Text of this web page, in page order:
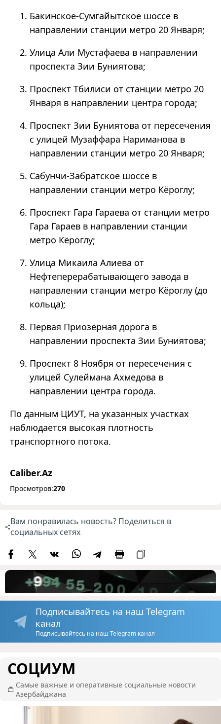
Бакинское-Сумгайытское шоссе в
направлении станции метро 20 Января;
Улица Али Мустафаева в направлении
проспекта Зии Буниятова;
Проспект Тбилиси от станции метро 20
Января в направлении центра города;
Проспект Зии Буниятова от пересечения
с улицей Музаффара Нариманова в
направлении станции метро 20 Января;
Сабунчи-Забратское шоссе в
направлении станции метро Кёроглу;
Проспект Гара Гараева от станции метро
Гара Гараев в направлении станции
метро Кёроглу;
Улица Микаила Алиева от
Нефтеперерабатывающего завода в
направлении станции метро Кёроглу (до
кольца);
Первая Приозёрная дорога в
направлении проспекта Зии Буниятова;
Проспект 8 Ноября от пересечения с
улицей Сулеймана Ахмедова в
направлении центра города.
По данным ЦИУТ, на указанных участках
наблюдается высокая плотность
транспортного потока.
Caliber.Az
Просмотров:270
Вам понравилась новость? Поделиться в
социальных сетях
Подписывайтесь на наш Telegram
канал
Подписывайтесь на наш Telegram канал
СОЦИУМ
Самые важные и оперативные социальные новости
Азербайджана